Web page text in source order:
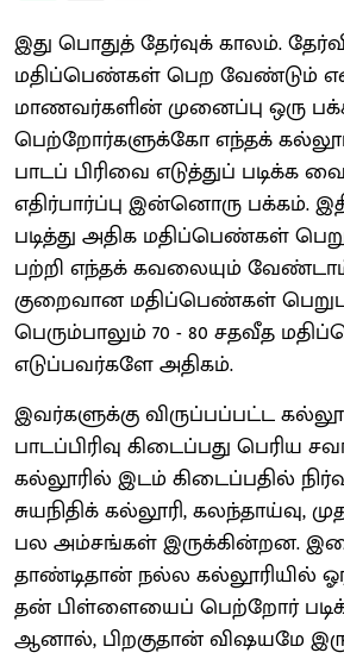
இது பொதுத் தேர்வுக் காலம்.
மதிப்பெண்கள் பெற வேண்டும்
மாணவர்களின் முனைப்பு ஒரு
பெற்றோர்களுக்கோ எந்தக்
பாடப் பிரிவை எடுத்துப் படிக்க
எதிர்பார்ப்பு இன்னொரு பக்கம்.
படித்து அதிக மதிப்பெண்கள்
பற்றி எந்தக் கவலையும்
குறைவான மதிப்பெண்கள்
பெரும்பாலும் 70 - 80 சதவீத
எடுப்பவர்களே அதிகம்.
இவர்களுக்கு விருப்பப்பட்ட
பாடப்பிரிவு கிடைப்பது பெரிய
கல்லூரில் இடம் கிடைப்பதில்
சுயநிதிக் கல்லூரி, கலந்தாய்வு,
பல அம்சங்கள் இருக்கின்றன.
தாண்டிதான் நல்ல கல்லூரியில்
தன் பிள்ளையைப் பெற்றோர்
ஆனால், பிறகுதான் விஷயமே